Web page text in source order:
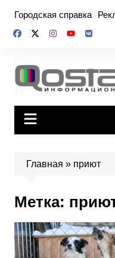
содержимому
Городская справка
Главная » приют
Метка: